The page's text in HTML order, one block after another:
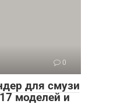
0
для смузи
моделей и